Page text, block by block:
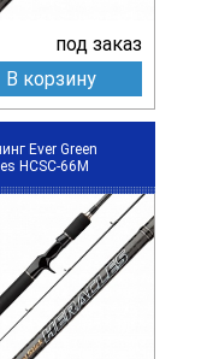
под заказ
В корзину
Ever Green
HCSC-66M